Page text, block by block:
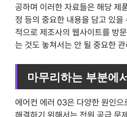
공하며 이러한 자료들은 해당 제
정 등의 중요한 내용을 담고 있을
적으로 제조사의 웹사이트를 방
는 것도 놓쳐서는 안 될 중요한
마무리하는 부분에
에어컨 에러 03은 다양한 원인으
해결하기 위해서는 전원 공급 문